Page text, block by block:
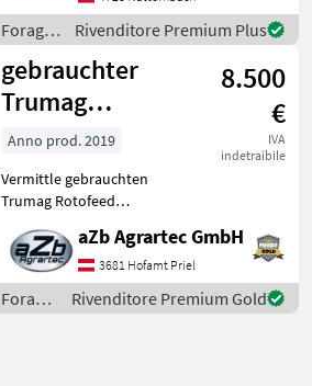
Kette und Uml
Foraggiamento
/
Trumag
Rivenditore Premium Plus
gebrauchter
Trumag
Rotofeed
Balecutter
8.500
€
IVA
indetraibile
Anno prod. 2019
Vermittle gebrauchten
Trumag Rotofeed
Bj. 2019, ist in einem guten
gebrauchten Zustand. Ist
zum Auflösen von Silage,
Stroh und Heuba
aZb Agrartec GmbH
3681 Hofamt Priel
Foraggiamento
/
Rivenditore Premium Gold